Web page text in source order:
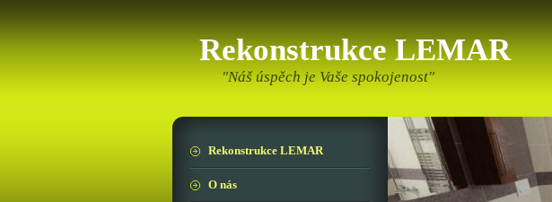
Rekonstrukce LEMAR
"Náš úspěch je Vaše spokojenost"
Rekonstrukce LEMAR
O nás